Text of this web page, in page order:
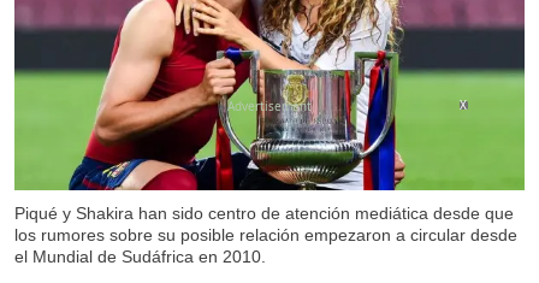
Piqué y Shakira han sido centro de atención mediática desde que
los rumores sobre su posible relación empezaron a circular desde
el Mundial de Sudáfrica en 2010.
X